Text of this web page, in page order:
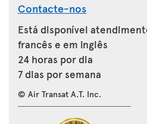
Contacte-nos
Está disponível
francês e em inglês
24 horas por dia
7 dias por semana
© Air Transat A.T. Inc.